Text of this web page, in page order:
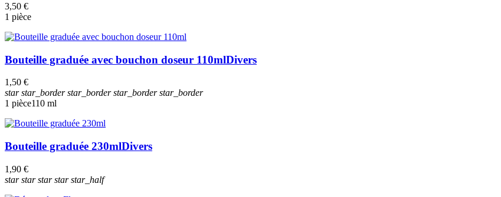
3,50 €
1 pièce
Bouteille graduée avec bouchon doseur 110mlDivers
1,50 €
starstar_borderstar_borderstar_borderstar_border
1 pièce110 ml
Bouteille graduée 230mlDivers
1,90 €
starstarstarstarstar_half